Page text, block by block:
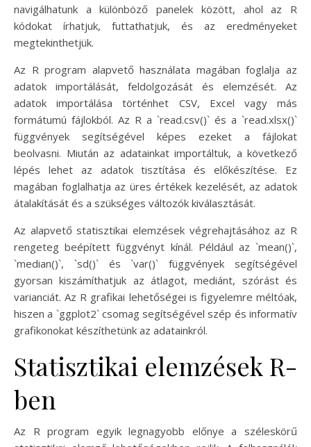
navigálhatunk a különböző panelek között, ahol az R
kódokat írhatjuk, futtathatjuk, és az eredményeket
megtekinthetjük.
Az R program alapvető használata magában foglalja az
adatok importálását, feldolgozását és elemzését. Az
adatok importálása történhet CSV, Excel vagy más
formátumú fájlokból. Az R a `read.csv()` és a `read.xlsx()`
függvények segítségével képes ezeket a fájlokat
beolvasni. Miután az adatainkat importáltuk, a következő
lépés lehet az adatok tisztítása és előkészítése. Ez
magában foglalhatja az üres értékek kezelését, az adatok
átalakítását és a szükséges változók kiválasztását.
Az alapvető statisztikai elemzések végrehajtásához az R
rengeteg beépített függvényt kínál. Például az `mean()`,
`median()`, `sd()` és `var()` függvények segítségével
gyorsan kiszámíthatjuk az átlagot, mediánt, szórást és
varianciát. Az R grafikai lehetőségei is figyelemre méltóak,
hiszen a `ggplot2` csomag segítségével szép és informatív
grafikonokat készíthetünk az adatainkról.
Statisztikai elemzések R-
ben
Az R program egyik legnagyobb előnye a széleskörű